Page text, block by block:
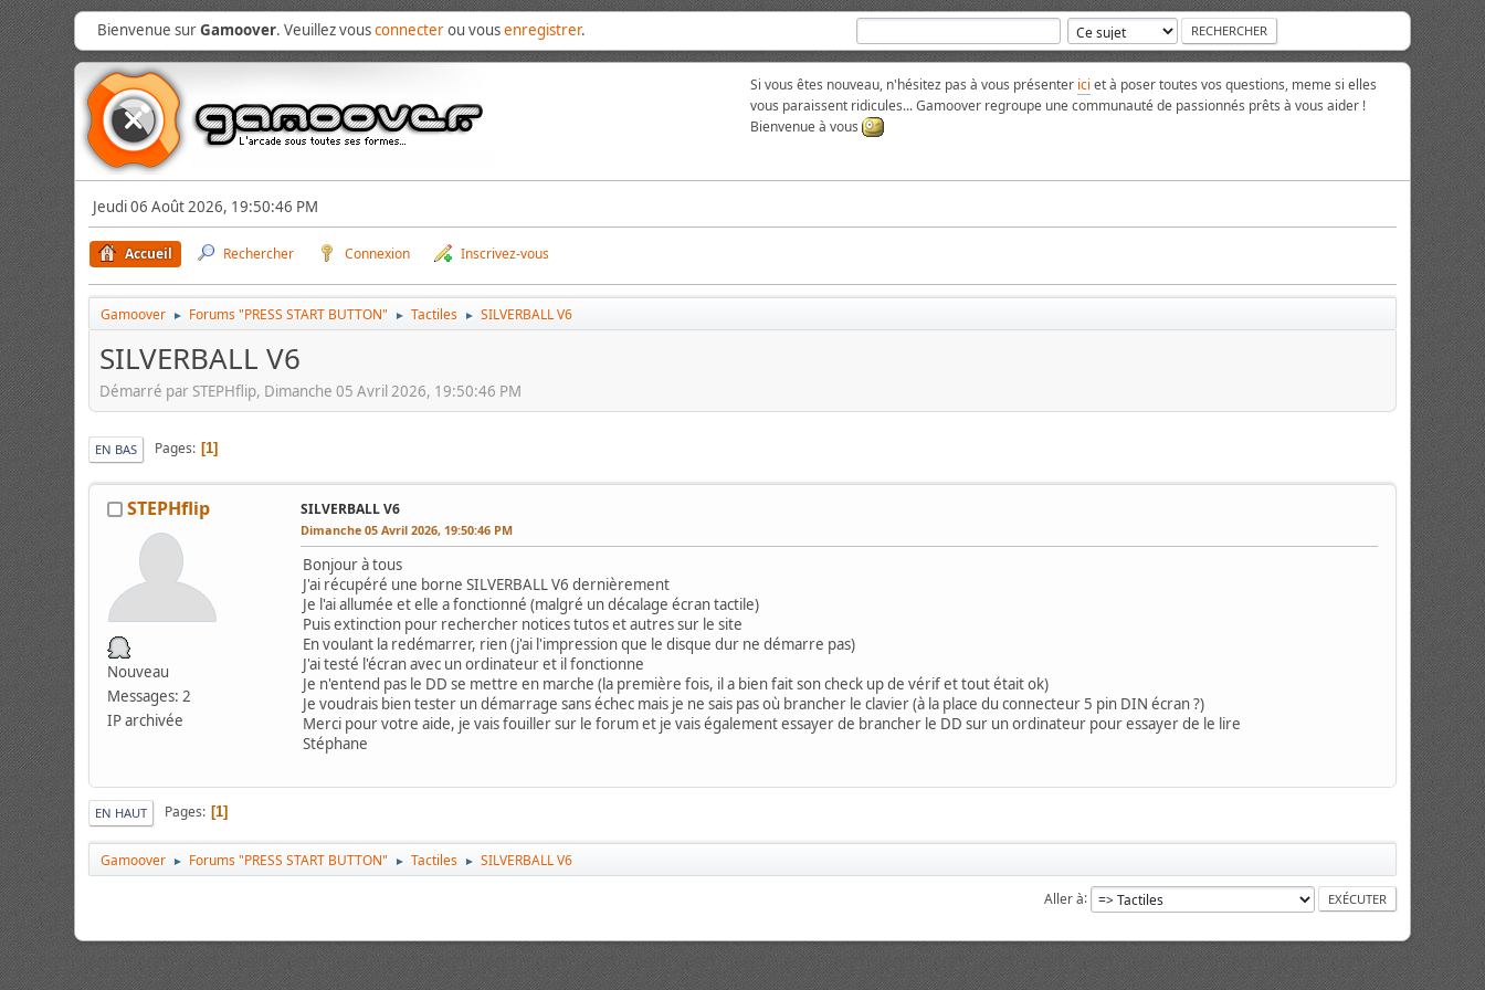
Bienvenue surGamoover. Veuillez vousconnecterou vousenregistrer.
Si vous êtes nouveau, n'hésitez pas à vous présenter ici et à poser toutes vos questions, meme si elles
vous paraissent ridicules... Gamoover regroupe une communauté de passionnés prêts à vous aider !
Bienvenue à vous
Jeudi 06 Août 2026, 19:50:46 PM
Accueil Rechercher Connexion Inscrivez-vous
Gamoover ► Forums "PRESS START BUTTON" ► Tactiles ► SILVERBALL V6
SILVERBALL V6
Démarré par STEPHflip, Dimanche 05 Avril 2026, 19:50:46 PM
EN BAS Pages 1
STEPHflip
Nouveau
Messages: 2
IP archivée
SILVERBALL V6
Dimanche 05 Avril 2026, 19:50:46 PM
Bonjour à tous
J'ai récupéré une borne SILVERBALL V6 dernièrement
Je l'ai allumée et elle a fonctionné (malgré un décalage écran tactile)
Puis extinction pour rechercher notices tutos et autres sur le site
En voulant la redémarrer, rien (j'ai l'impression que le disque dur ne démarre pas)
J'ai testé l'écran avec un ordinateur et il fonctionne
Je n'entend pas le DD se mettre en marche (la première fois, il a bien fait son check up de vérif et tout était ok)
Je voudrais bien tester un démarrage sans échec mais je ne sais pas où brancher le clavier (à la place du connecteur 5 pin DIN écran ?)
Merci pour votre aide, je vais fouiller sur le forum et je vais également essayer de brancher le DD sur un ordinateur pour essayer de le lire
Stéphane
EN HAUT Pages 1
Gamoover ► Forums "PRESS START BUTTON" ► Tactiles ► SILVERBALL V6
Aller à